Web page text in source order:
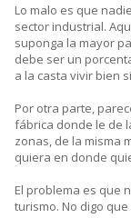
Lo malo es que
sector industrial.
suponga la mayor
debe ser un
a la casta vivir bien
Por otra parte,
fábrica donde le de
zonas, de la misma
quiera en donde
El problema es que
turismo. No digo